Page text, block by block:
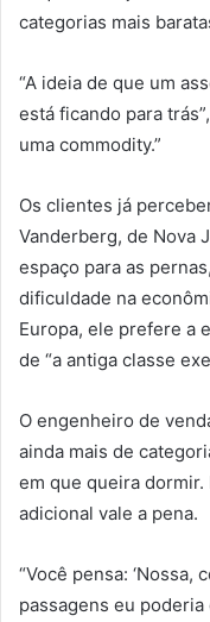
categorias mais
“A ideia de que um
está ficando para
uma commodity.”
Os clientes já
Vanderberg, de Nova
espaço para as
dificuldade na
Europa, ele prefere a
de “a antiga classe
O engenheiro de
ainda mais de
em que queira dormir.
adicional vale a pena.
“Você pensa: ‘Nossa,
passagens eu poderia